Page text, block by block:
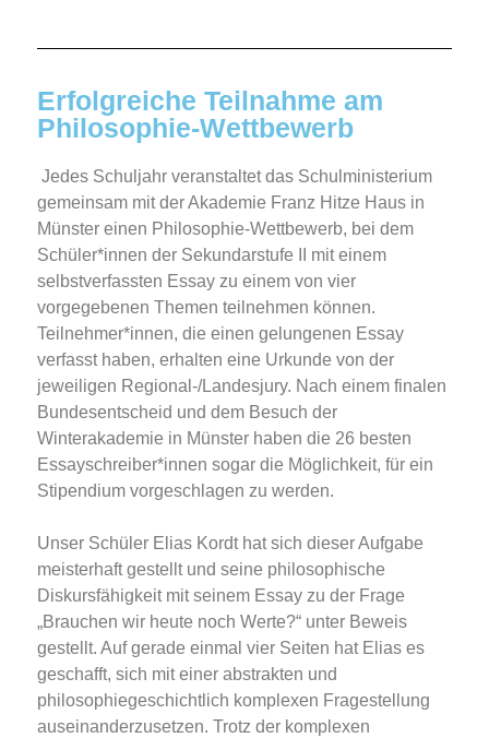
Erfolgreiche Teilnahme am
Philosophie-Wettbewerb
Jedes Schuljahr veranstaltet das Schulministerium
gemeinsam mit der Akademie Franz Hitze Haus in
Münster einen Philosophie-Wettbewerb, bei dem
Schüler*innen der Sekundarstufe II mit einem
selbstverfassten Essay zu einem von vier
vorgegebenen Themen teilnehmen können.
Teilnehmer*innen, die einen gelungenen Essay
verfasst haben, erhalten eine Urkunde von der
jeweiligen Regional-/Landesjury. Nach einem finalen
Bundesentscheid und dem Besuch der
Winterakademie in Münster haben die 26 besten
Essayschreiber*innen sogar die Möglichkeit, für ein
Stipendium vorgeschlagen zu werden.
Unser Schüler Elias Kordt hat sich dieser Aufgabe
meisterhaft gestellt und seine philosophische
Diskursfähigkeit mit seinem Essay zu der Frage
„Brauchen wir heute noch Werte?“ unter Beweis
gestellt. Auf gerade einmal vier Seiten hat Elias es
geschafft, sich mit einer abstrakten und
philosophiegeschichtlich komplexen Fragestellung
auseinanderzusetzen. Trotz der komplexen